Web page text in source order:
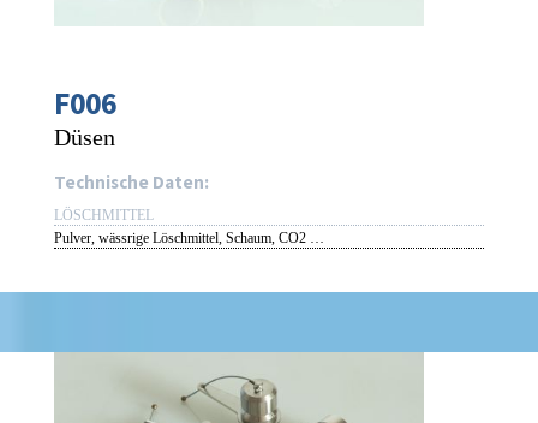
F006
Düsen
Technische Daten:
LÖSCHMITTEL
Pulver, wässrige Löschmittel, Schaum, CO2 …